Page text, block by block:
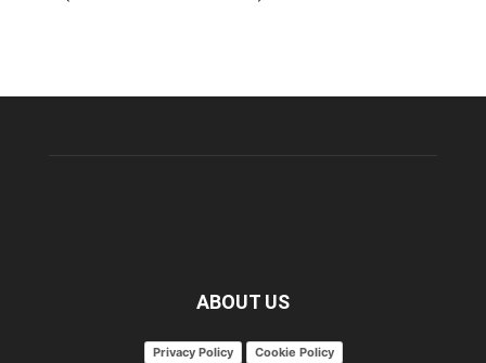
ABOUT US
Privacy Policy Cookie Policy